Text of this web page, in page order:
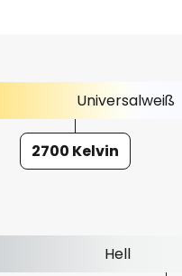
Universalweiß
2700 Kelvin
Hell